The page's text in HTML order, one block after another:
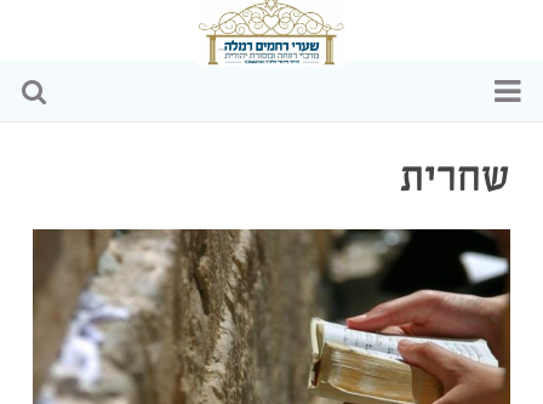
הפעילויות שלנו
כתבות ומאמרים
שחרית